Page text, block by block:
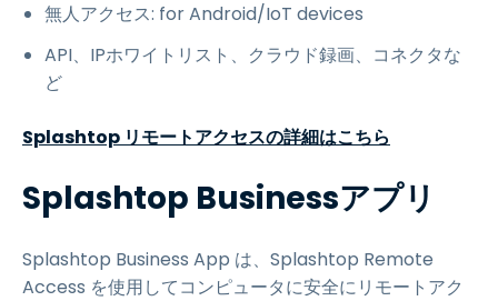
無人アクセス: for Android/IoT devices
API、IPホワイトリスト、クラウド録画、コネクタな
ど
Splashtop リモートアクセスの詳細はこちら
Splashtop Businessアプリ
Splashtop Business App は、Splashtop Remote
Access を使用してコンピュータに安全にリモートアク